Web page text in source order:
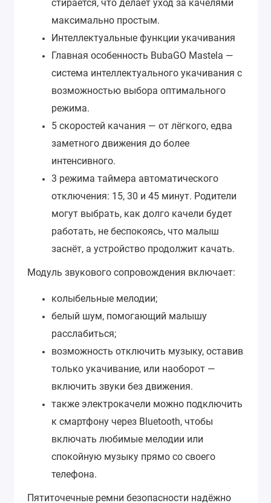
стирается, что делает уход за качелями
максимально простым.
Интеллектуальные функции укачивания
Главная особенность BubaGO Mastela —
система интеллектуального укачивания с
возможностью выбора оптимального
режима.
5 скоростей качания — от лёгкого, едва
заметного движения до более
интенсивного.
3 режима таймера автоматического
отключения: 15, 30 и 45 минут. Родители
могут выбрать, как долго качели будет
работать, не беспокоясь, что малыш
заснёт, а устройство продолжит качать.
Модуль звукового сопровождения включает:
колыбельные мелодии;
белый шум, помогающий малышу
расслабиться;
возможность отключить музыку, оставив
только укачивание, или наоборот —
включить звуки без движения.
также электрокачели можно подключить
к смартфону через Bluetooth, чтобы
включать любимые мелодии или
спокойную музыку прямо со своего
телефона.
Пятиточечные ремни безопасности надёжно